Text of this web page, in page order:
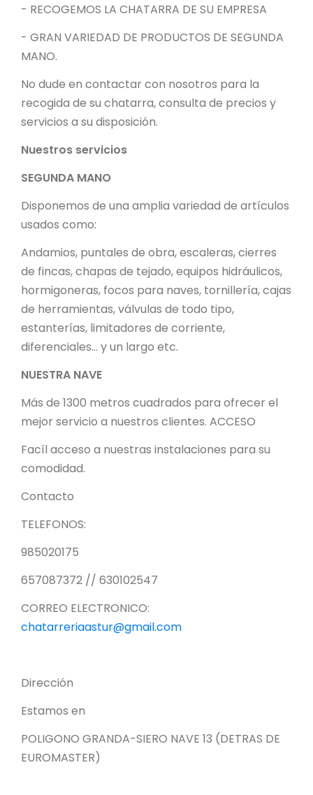
- RECOGEMOS LA CHATARRA DE SU EMPRESA
- GRAN VARIEDAD DE PRODUCTOS DE SEGUNDA
MANO.
No dude en contactar con nosotros para la
recogida de su chatarra, consulta de precios y
servicios a su disposición.
Nuestros servicios
SEGUNDA MANO
Disponemos de una amplia variedad de artículos
usados como:
Andamios, puntales de obra, escaleras, cierres
de fincas, chapas de tejado, equipos hidráulicos,
hormigoneras, focos para naves, tornillería, cajas
de herramientas, válvulas de todo tipo,
estanterías, limitadores de corriente,
diferenciales... y un largo etc.
NUESTRA NAVE
Más de 1300 metros cuadrados para ofrecer el
mejor servicio a nuestros clientes. ACCESO
Facíl acceso a nuestras instalaciones para su
comodidad.
Contacto
TELEFONOS:
985020175
657087372 // 630102547
CORREO ELECTRONICO:
chatarreriaastur@gmail.com
Dirección
Estamos en
POLIGONO GRANDA-SIERO NAVE 13 (DETRAS DE
EUROMASTER)